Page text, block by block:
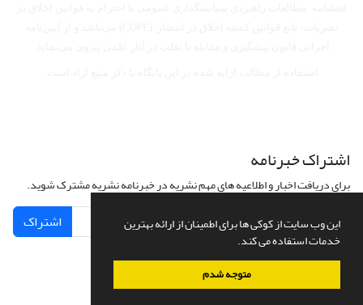
این وب سایت از کوکی ها برای اطمینان از ارائه بهترین
خدمات استفاده می کند.
متوجه شدم
اشتراک خبرنامه
برای دریافت اخبار و اطلاعیه های مهم نشریه در خبرنامه نشریه مشترک شوید.
اشتراک
سامانه مدیریت نشریات علمی.طراحی و پیاده سازی ازسیناوب